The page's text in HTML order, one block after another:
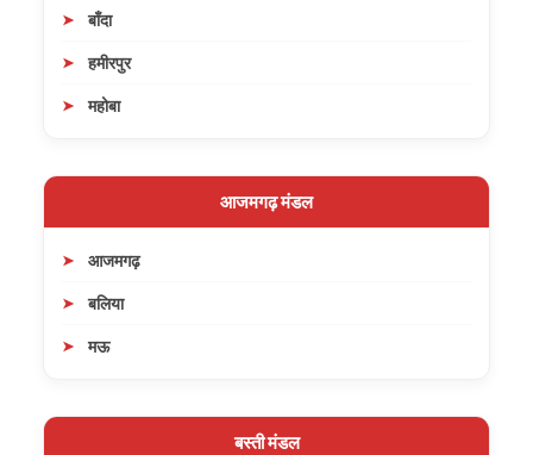
बाँदा
हमीरपुर
महोबा
आजमगढ़ मंडल
आजमगढ़
बलिया
मऊ
बस्ती मंडल